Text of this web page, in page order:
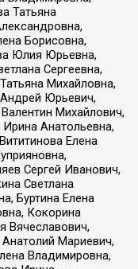
Татьяна
Борисовна,
Юлия Юрьевна,
Сергеевна,
Михайловна,
Юрьевич,
Михайлович,
Анатольевна,
Елена
Сергей Иванович,
Светлана
Буртина Елена
Кокорина
Вячеславович,
Мариевич,
Владимировна,